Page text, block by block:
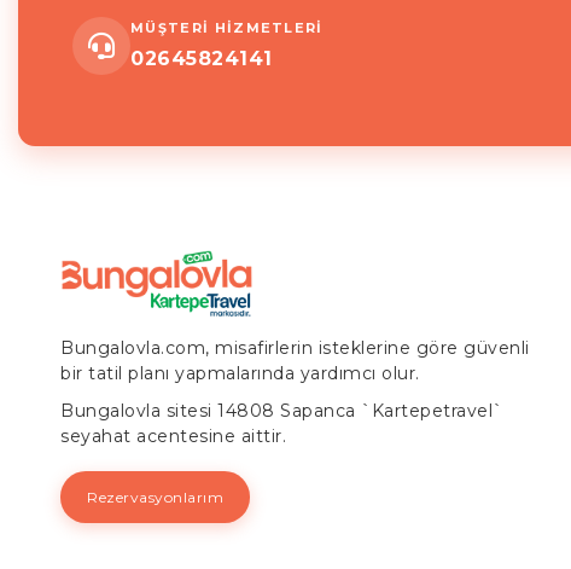
MÜŞTERİ HİZMETLERİ
02645824141
Bungalovla.com, misafirlerin isteklerine göre güvenli
bir tatil planı yapmalarında yardımcı olur.
Bungalovla sitesi 14808 Sapanca `Kartepetravel`
seyahat acentesine aittir.
Rezervasyonlarım